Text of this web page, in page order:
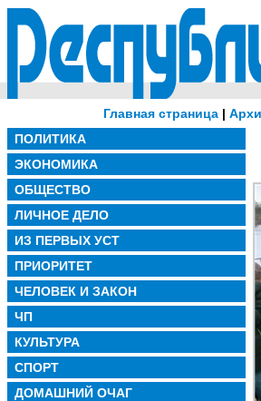
Главная страница|
ПОЛИТИКА
ЭКОНОМИКА
ОБЩЕСТВО
ЛИЧНОЕ ДЕЛО
ИЗ ПЕРВЫХ УСТ
ПРИОРИТЕТ
ЧЕЛОВЕК И ЗАКОН
ЧП
КУЛЬТУРА
СПОРТ
ДОМАШНИЙ ОЧАГ